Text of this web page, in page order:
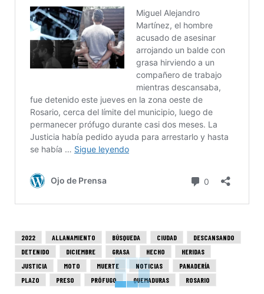
2022 ALLANAMIENTO BÚSQUEDA CIUDAD
DESCANSANDO
DETENIDO
DICIEMBRE GRASA HECHO
HERIDAS
JUSTICIA
MOTO MUERTE NOTICIAS
PANADERÍA
PLAZO
PRESO PRÓFUGO QUEMADURAS
ROSARIO